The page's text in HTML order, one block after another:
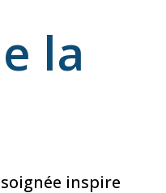
la
inspire